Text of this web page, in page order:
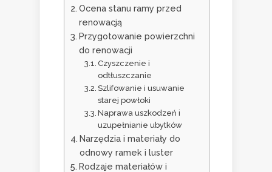
Ocena stanu ramy przed
renowacją
Przygotowanie powierzchni
do renowacji
Czyszczenie i
odtłuszczanie
Szlifowanie i usuwanie
starej powłoki
Naprawa uszkodzeń i
uzupełnianie ubytków
Narzędzia i materiały do
odnowy ramek i luster
Rodzaje materiałów i